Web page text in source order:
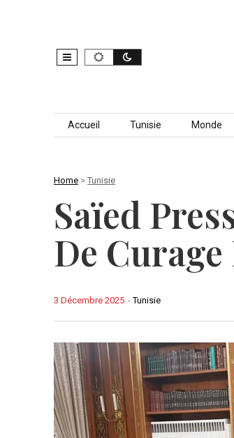
Skip to content
Accueil Tunisie Monde
Home > Tunisie
Saïed
De Curage
-Tunisie
3 Décembre 2025